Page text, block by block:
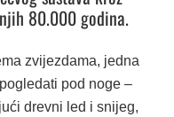
80.000 godina.
zvijezdama, jedna
pod noge –
drevni led i snijeg,